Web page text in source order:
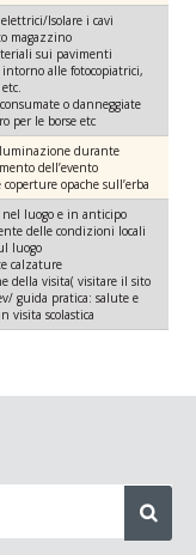
Isolare i cavi
magazzino
sui pavimenti
alle fotocopiatrici,
o danneggiate
per le borse etc
durante
dell’evento
opache sull’erba
luogo e in anticipo
delle condizioni locali
luogo
calzature
della visita( visitare il sito
guida pratica: salute e
visita scolastica